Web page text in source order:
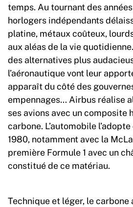
temps. Au tournant des
horlogers indépendants
platine, métaux coûteux,
aux aléas de la vie
des alternatives plus
l’aéronautique vont leur
apparaît du côté des
empennages… Airbus réalise
ses avions avec un composite
carbone. L’automobile
1980, notamment avec la
première Formule 1 avec un
constitué de ce matériau.
Technique et léger, le